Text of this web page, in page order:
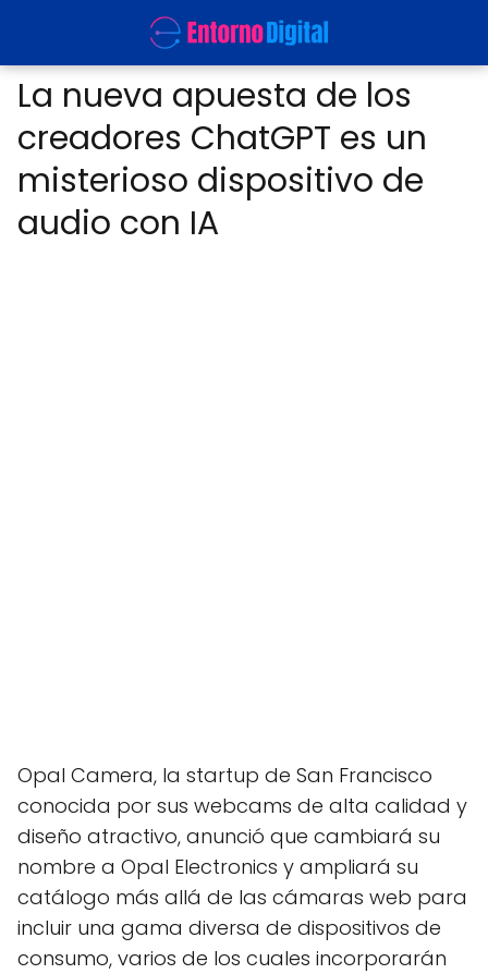
La nueva apuesta de los
creadores ChatGPT es un
misterioso dispositivo de
audio con IA
Opal Camera, la startup de San Francisco
conocida por sus webcams de alta calidad y
diseño atractivo, anunció que cambiará su
nombre a Opal Electronics y ampliará su
catálogo más allá de las cámaras web para
incluir una gama diversa de dispositivos de
consumo, varios de los cuales incorporarán